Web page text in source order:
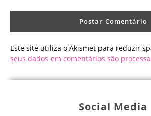
Este site utiliza o Akismet para reduzir
seus dados em comentários são
Social Media